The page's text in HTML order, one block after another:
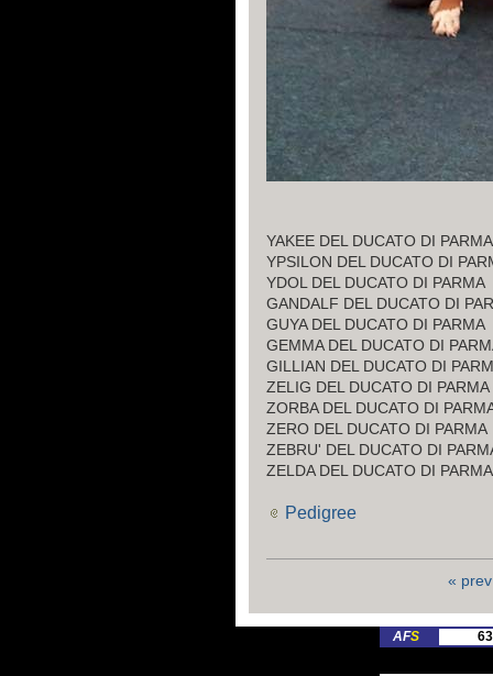
YAKEE DEL DUCATO DI PARMA
YPSILON DEL DUCATO DI
YDOL DEL DUCATO DI PARMA
GANDALF DEL DUCATO DI
GUYA DEL DUCATO DI PARMA
GEMMA DEL DUCATO DI
GILLIAN DEL DUCATO DI
ZELIG DEL DUCATO DI PARMA
ZORBA DEL DUCATO DI
ZERO DEL DUCATO DI PARMA
ZEBRU' DEL DUCATO DI
ZELDA DEL DUCATO DI PARMA
Pedigree
« prev
AFS